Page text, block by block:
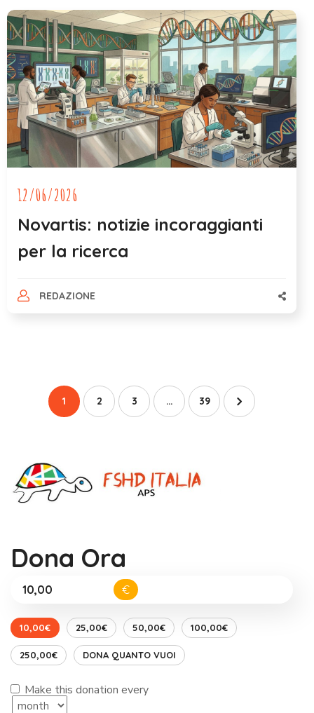
12/06/2026
Novartis: notizie incoraggianti
per la ricerca
REDAZIONE
1 2 3 … 39
Dona Ora
€
10,00€ 25,00€ 50,00€ 100,00€
250,00€ DONA QUANTO VUOI
Make this donation every